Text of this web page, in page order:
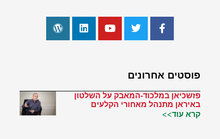
פוסטים אחרונים
פזשכיאן במלכוד-המאבק על השלטון
באיראן מתנהל מאחורי הקלעים
קרא עוד>>